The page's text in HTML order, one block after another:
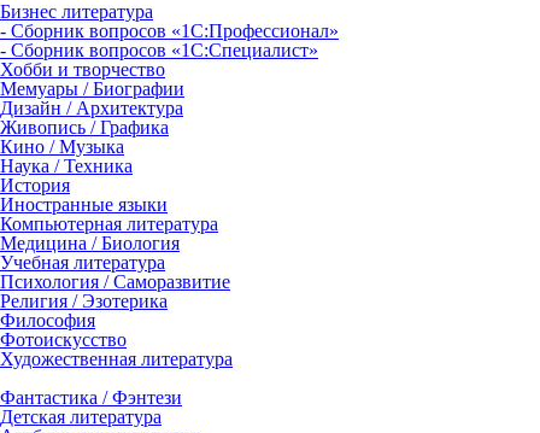
Бизнес литература
- Сборник вопросов «1С:Профессионал»
- Сборник вопросов «1С:Специалист»
Хобби и творчество
Мемуары / Биографии
Дизайн / Архитектура
Живопись / Графика
Кино / Музыка
Наука / Техника
История
Иностранные языки
Компьютерная литература
Медицина / Биология
Учебная литература
Психология / Саморазвитие
Религия / Эзотерика
Философия
Фотоискусство
Художественная литература
Фантастика / Фэнтези
Детская литература